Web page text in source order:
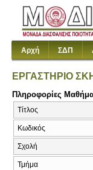
Αρχή ΣΔΠ
ΕΡΓΑΣΤΗΡΙΟ
Πληροφορίες
Τίτλος
Κωδικός
Σχολή
Τμήμα